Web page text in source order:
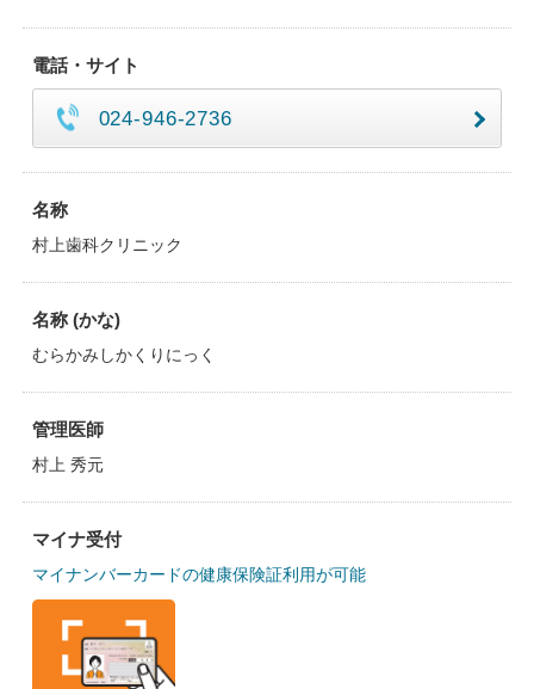
電話・サイト
024-946-2736
名称
村上歯科クリニック
名称 (かな)
むらかみしかくりにっく
管理医師
村上 秀元
マイナ受付
マイナンバーカードの健康保険証利用が可能